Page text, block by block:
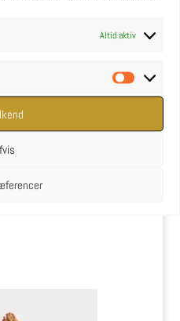
Altid aktiv